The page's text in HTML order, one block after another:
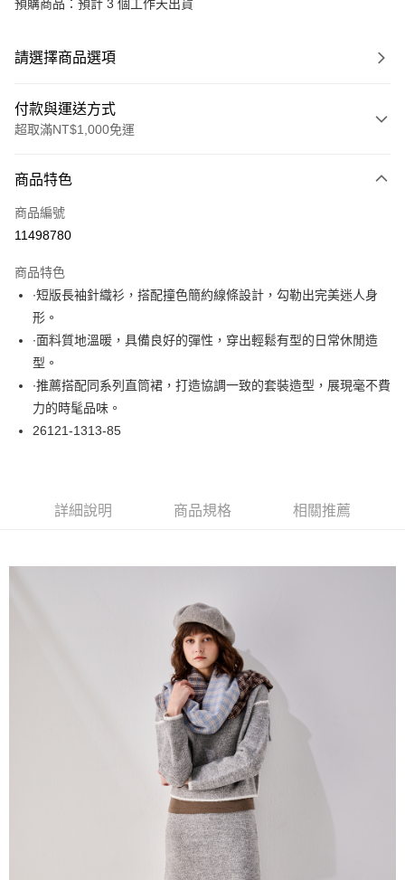
預購商品：預計 3 個工作天出貨
請選擇商品選項
付款與運送方式
超取滿NT$1,000免運
信用卡一次付款
超商取貨付款
Apple Pay
悠遊付
大哥付你分期
相關說明
【大哥付你分期使用說明】
1.本服務由台灣大哥大提供，台灣大哥大用戶可立即使用無須另外申請。
2.付款方式選擇「大哥付你分期」，訂單成立後會自動跳轉到大哥付的交易
消。如遇「轉專審核」未通過狀況，表示未達大哥付你分期系統評分，恕無
帳／街口支付／iPASS MONEY」等通路繳費。
1.本服務係由「台灣大哥大股份有限公司」（以下簡稱本公司）所提供，讓
用戶於交易時，得透過本服務購買商品或服務，並由商店將買賣／分期付款
買賣價金債權讓與本公司後，依約使用本公司帳單繳交帳款。
2.基於同意付款使用「大哥付你分期」之契約關係目的，商店將以您的個人
資料（包含姓名、電話或地址）提供予台灣大哥大進項蒐集、處理及利用，
由本公司與您本人進行分期帳單所需資料之確認、核對及更正。
3.完整用戶服務條款，請詳閱以下連結：https://oppay.tw/userRule
ATM付款
每筆NT$60，滿NT$1,000(含以上)免運費
每筆NT$60，滿NT$1,000(含以上)免運費
每筆NT$60，滿NT$1,000(含以上)免運費
每筆NT$60，滿NT$1,000(含以上)免運費
每筆NT$80，滿NT$1,000(含以上)免運費
商品特色
商品編號
11498780
商品特色
∙短版長袖針織衫，搭配撞色簡約線條設計，勾勒出完美迷人身
形。
∙面料質地溫暖，具備良好的彈性，穿出輕鬆有型的日常休閒造
型。
∙推薦搭配同系列直筒裙，打造協調一致的套裝造型，展現毫不費
力的時髦品味。
26121-1313-85
詳細說明 商品規格 相關推薦